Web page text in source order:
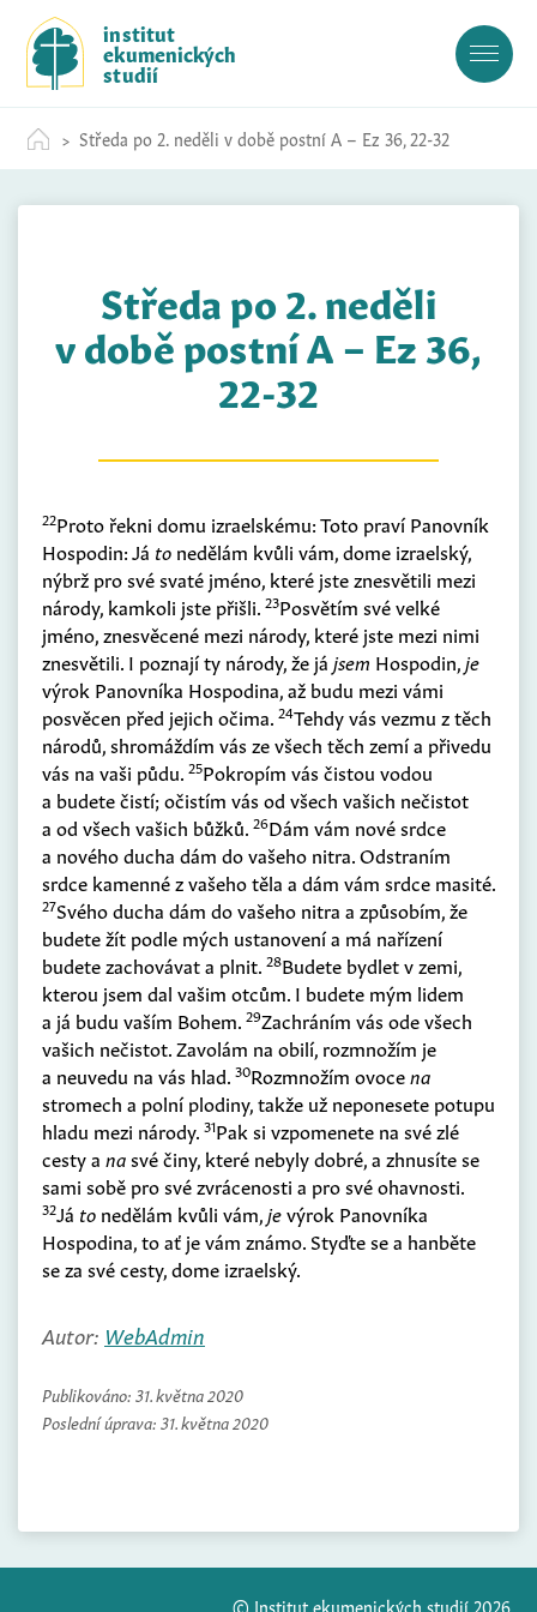
c
institut
ekumenických
studií
Středa po 2. neděli v době postní A – Ez 36, 22-32
Středa po 2. neděli
v době postní A – Ez 36,
22-32
22Proto řekni domu izraelskému: Toto praví Panovník
Hospodin: Já to nedělám kvůli vám, dome izraelský,
nýbrž pro své svaté jméno, které jste znesvětili mezi
národy, kamkoli jste přišli. 23Posvětím své velké
jméno, znesvěcené mezi národy, které jste mezi nimi
znesvětili. I poznají ty národy, že já jsem Hospodin,je
výrok Panovníka Hospodina, až budu mezi vámi
posvěcen před jejich očima. 24Tehdy vás vezmu z těch
národů, shromáždím vás ze všech těch zemí a přivedu
vás na vaši půdu. 25Pokropím vás čistou vodou
a budete čistí; očistím vás od všech vašich nečistot
a od všech vašich bůžků. 26Dám vám nové srdce
a nového ducha dám do vašeho nitra. Odstraním
srdce kamenné z vašeho těla a dám vám srdce masité.
27Svého ducha dám do vašeho nitra a způsobím, že
budete žít podle mých ustanovení a má nařízení
budete zachovávat a plnit. 28Budete bydlet v zemi,
kterou jsem dal vašim otcům. I budete mým lidem
a já budu vaším Bohem. 29Zachráním vás ode všech
vašich nečistot. Zavolám na obilí, rozmnožím je
a neuvedu na vás hlad. 30Rozmnožím ovocena
stromech a polní plodiny, takže už neponesete potupu
hladu mezi národy. 31Pak si vzpomenete na své zlé
cesty a nasvé činy, které nebyly dobré, a zhnusíte se
sami sobě pro své zvrácenosti a pro své ohavnosti.
32Já to nedělám kvůli vám,jevýrok Panovníka
Hospodina, to ať je vám známo. Styďte se a hanběte
se za své cesty, dome izraelský.
Autor: WebAdmin
Publikováno: 31. května 2020
Poslední úprava: 31. května 2020
© Institut ekumenických studií 2026